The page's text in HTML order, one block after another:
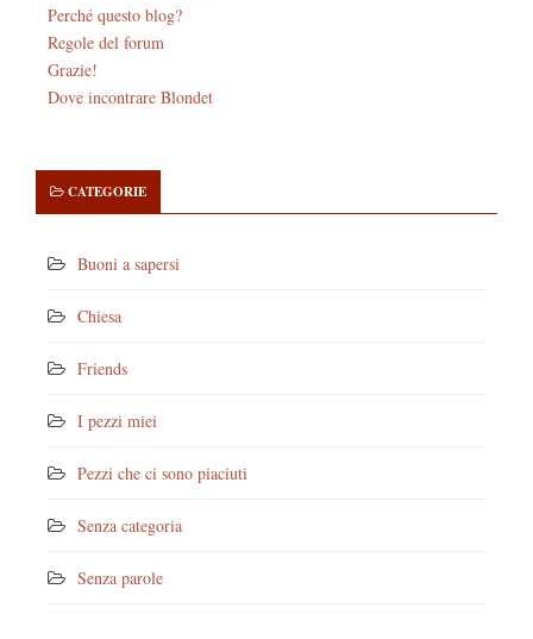
Perché questo blog?
Regole del forum
Grazie!
Dove incontrare Blondet
CATEGORIE
Buoni a sapersi
Chiesa
Friends
I pezzi miei
Pezzi che ci sono piaciuti
Senza categoria
Senza parole